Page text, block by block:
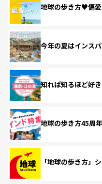
地球の歩き方♥偏
今年の夏はインスパ
知れば知るほど好
地球の歩き方45周
「地球の歩き方」